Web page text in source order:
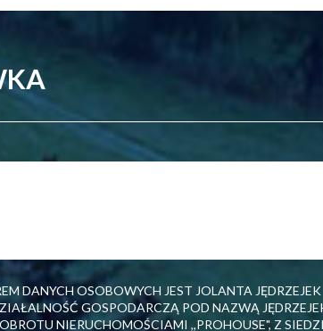
DANYCH OSOBOWYCH JEST JOLANTA JĘDRZEJEK
GOSPODARCZĄ POD NAZWĄ
NIERUCHOMOŚCIAMI ,,PROHOUSE", Z